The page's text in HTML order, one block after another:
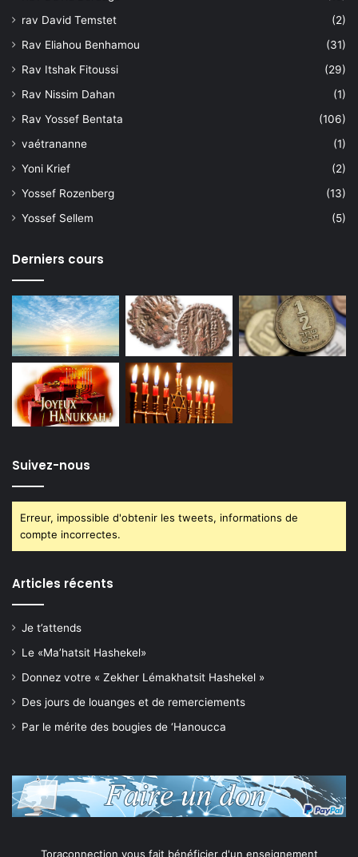
rav David Temstet
(2)
Rav Eliahou Benhamou
(31)
Rav Itshak Fitoussi
(29)
Rav Nissim Dahan
(1)
Rav Yossef Bentata
(106)
vaétrananne
(1)
Yoni Krief
(2)
Yossef Rozenberg
(13)
Yossef Sellem
(5)
Derniers cours
Suivez-nous
Erreur, impossible d'obtenir les tweets, informations de
compte incorrectes.
Articles récents
Je t’attends
Le «Ma’hatsit Hashekel»
Donnez votre « Zekher Lémakhatsit Hashekel »
Des jours de louanges et de remerciements
Par le mérite des bougies de ‘Hanoucca
Toraconnection vous fait bénéficier d'un enseignement